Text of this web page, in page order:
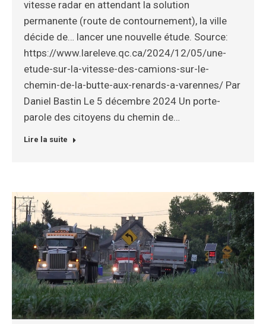
vitesse radar en attendant la solution
permanente (route de contournement), la ville
décide de… lancer une nouvelle étude. Source:
https://www.lareleve.qc.ca/2024/12/05/une-
etude-sur-la-vitesse-des-camions-sur-le-
chemin-de-la-butte-aux-renards-a-varennes/ Par
Daniel Bastin Le 5 décembre 2024 Un porte-
parole des citoyens du chemin de…
Lire la suite